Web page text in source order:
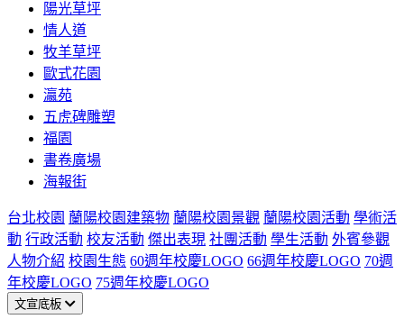
陽光草坪
情人道
牧羊草坪
歐式花園
瀛苑
五虎碑雕塑
福園
書卷廣場
海報街
台北校園 蘭陽校園建築物 蘭陽校園景觀 蘭陽校園活動 學術活
動 行政活動 校友活動 傑出表現 社團活動 學生活動 外賓參觀
人物介紹 校園生態 60週年校慶LOGO 66週年校慶LOGO 70週
年校慶LOGO 75週年校慶LOGO
文宣底板